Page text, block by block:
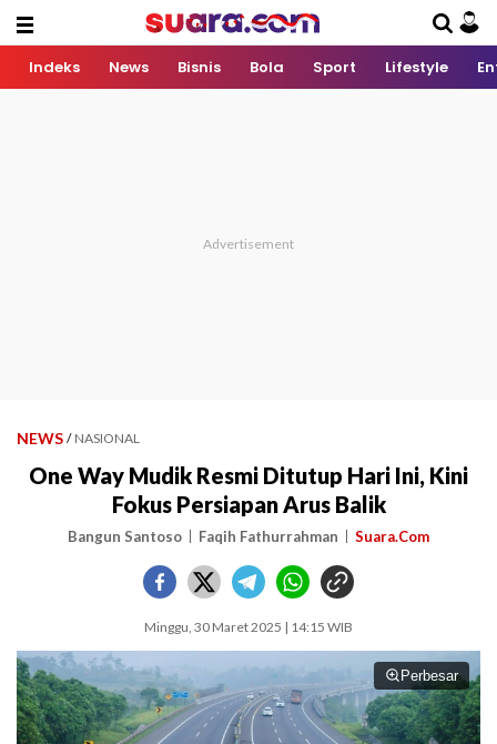
Indeks News Bisnis Bola Sport Lifestyle
NEWS / NASIONAL
One Way Mudik Resmi Ditutup Hari Ini, Kini
Fokus Persiapan Arus Balik
Bangun Santoso Faqih Fathurrahman Suara.Com
Minggu, 30 Maret 2025 | 14:15 WIB
Perbesar